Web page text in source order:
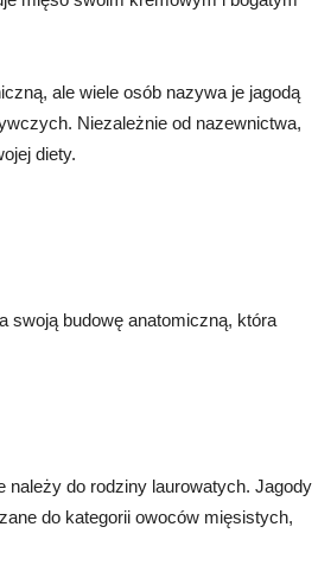
ale wiele osób nazywa je jagodą
Niezależnie od nazewnictwa,
diety.
swoją budowę anatomiczną, która
należy do rodziny laurowatych. Jagody
do kategorii owoców mięsistych,